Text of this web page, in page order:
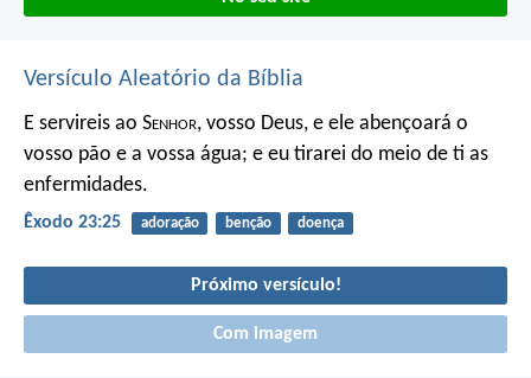
Versículo Aleatório da Bíblia
E servireis ao Senhor, vosso Deus, e ele abençoará o
vosso pão e a vossa água; e eu tirarei do meio de ti as
enfermidades.
Êxodo 23:25 adoração benção doença
Próximo versículo!
Com imagem